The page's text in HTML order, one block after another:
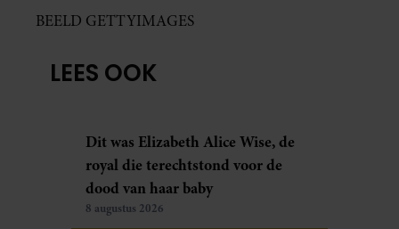
BEELD GETTYIMAGES
LEES OOK
Dit was Elizabeth Alice Wise, de
royal die terechtstond voor de
dood van haar baby
8 augustus 2026